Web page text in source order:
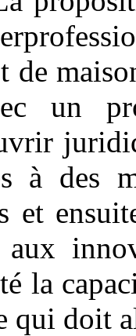
de
un
à des
et
la
qui doit